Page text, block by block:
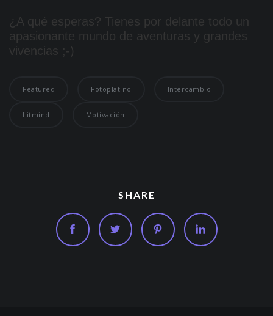
¿A qué esperas? Tienes por delante todo un
apasionante mundo de aventuras y grandes
vivencias ;-)
Featured Fotoplatino Intercambio
Litmind Motivación
SHARE